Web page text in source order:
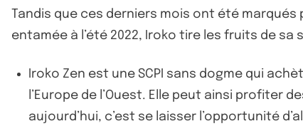
Tandis que ces derniers mois ont été marqués
entamée à l’été 2022, Iroko tire les fruits de
Iroko Zen est une SCPI sans dogme qui
l’Europe de l’Ouest. Elle peut ainsi
aujourd’hui, c’est se laisser l’opportunité